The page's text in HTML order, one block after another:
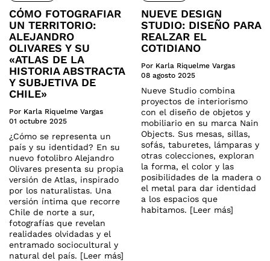
CÓMO FOTOGRAFIAR
UN TERRITORIO:
ALEJANDRO
OLIVARES Y SU
«ATLAS DE LA
HISTORIA ABSTRACTA
Y SUBJETIVA DE
CHILE»
Por Karla Riquelme Vargas
01 octubre 2025
¿Cómo se representa un
país y su identidad? En su
nuevo fotolibro Alejandro
Olivares presenta su propia
versión de Atlas, inspirado
por los naturalistas. Una
versión íntima que recorre
Chile de norte a sur,
fotografías que revelan
realidades olvidadas y el
entramado sociocultural y
natural del país. [Leer más]
NUEVE DESIGN
STUDIO: DISEÑO PARA
REALZAR EL
COTIDIANO
Por Karla Riquelme Vargas
08 agosto 2025
Nueve Studio combina
proyectos de interiorismo
con el diseño de objetos y
mobiliario en su marca Nain
Objects. Sus mesas, sillas,
sofás, taburetes, lámparas y
otras colecciones, exploran
la forma, el color y las
posibilidades de la madera o
el metal para dar identidad
a los espacios que
habitamos. [Leer más]